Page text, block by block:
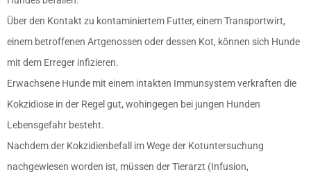
Über den Kontakt zu kontaminiertem Futter, einem Transportwirt,
einem betroffenen Artgenossen oder dessen Kot, können sich Hunde
mit dem Erreger infizieren.
Erwachsene Hunde mit einem intakten Immunsystem verkraften die
Kokzidiose in der Regel gut, wohingegen bei jungen Hunden
Lebensgefahr besteht.
Nachdem der Kokzidienbefall im Wege der Kotuntersuchung
nachgewiesen worden ist, müssen der Tierarzt (Infusion,